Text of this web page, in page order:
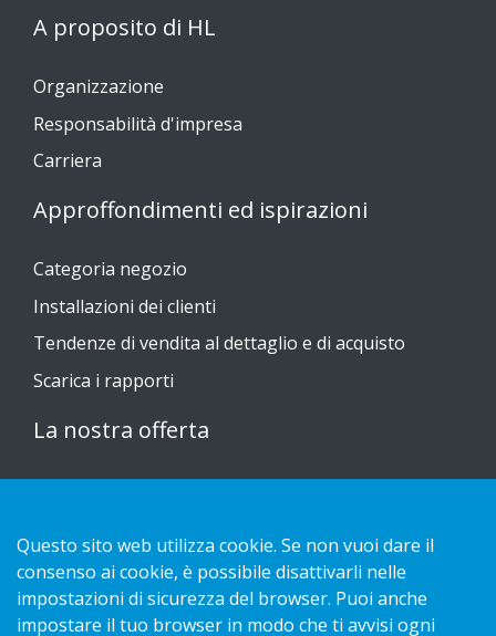
A proposito di HL
Organizzazione
Responsabilità d'impresa
Carriera
Approffondimenti ed ispirazioni
Categoria negozio
Installazioni dei clienti
Tendenze di vendita al dettaglio e di acquisto
Scarica i rapporti
La nostra offerta
Contatto
Questo sito web utilizza cookie. Se non vuoi dare il
consenso ai cookie, è possibile disattivarli nelle
impostazioni di sicurezza del browser. Puoi anche
impostare il tuo browser in modo che ti avvisi ogni